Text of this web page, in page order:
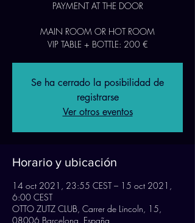
PAYMENT AT THE DOOR
MAIN ROOM OR HOT ROOM
VIP TABLE + BOTTLE: 200 €
Se ha cerrado la posibilidad de
registrarse
Ver otros eventos
Horario y ubicación
14 oct 2021, 23:55 CEST – 15 oct 2021,
6:00 CEST
OTTO ZUTZ CLUB, Carrer de Lincoln, 15,
08006 Barcelona, España